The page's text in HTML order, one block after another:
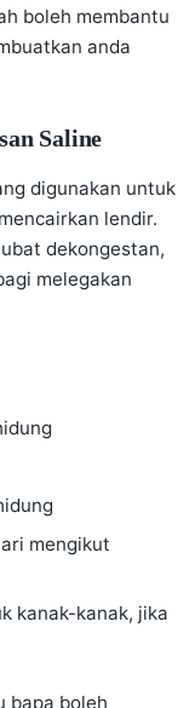
boleh membantu
anda
Saline
digunakan untuk
lendir.
dekongestan,
melegakan
mengikut
kanak-kanak, jika
bapa boleh